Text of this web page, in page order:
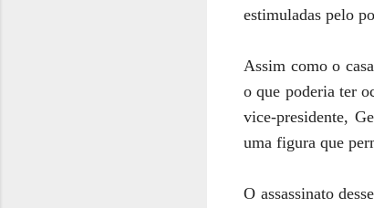
estimuladas pelo
Assim como o
o que poderia ter
vice-presidente,
uma figura que
O assassinato